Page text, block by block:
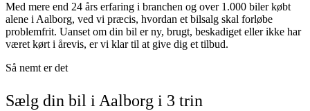
Med mere end 24 års erfaring i branchen og over 1.000 biler købt
alene i Aalborg, ved vi præcis, hvordan et bilsalg skal forløbe
problemfrit. Uanset om din bil er ny, brugt, beskadiget eller ikke har
været kørt i årevis, er vi klar til at give dig et tilbud.
Så nemt er det
Sælg din bil i Aalborg i 3 trin